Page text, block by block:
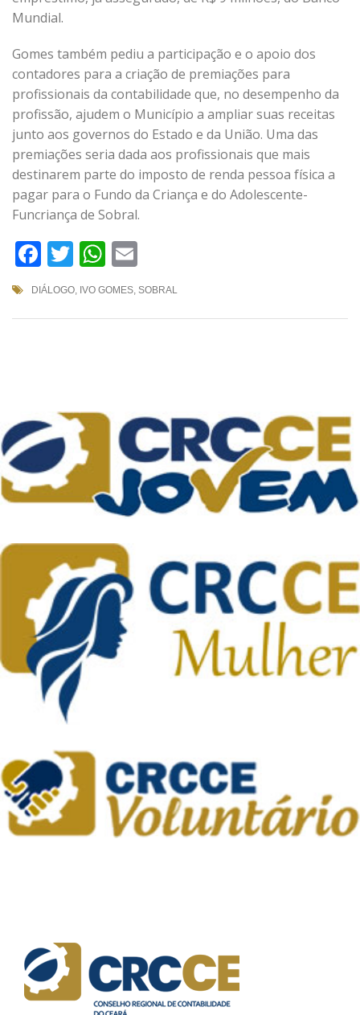
Mundial.
Gomes também pediu a participação e o apoio dos
contadores para a criação de premiações para
profissionais da contabilidade que, no desempenho da
profissão, ajudem o Município a ampliar suas receitas
junto aos governos do Estado e da União. Uma das
premiações seria dada aos profissionais que mais
destinarem parte do imposto de renda pessoa física a
pagar para o Fundo da Criança e do Adolescente-
Funcriança de Sobral.
Facebook
TwitterWhatsApp
DIÁLOGO, IVO GOMES, SOBRAL